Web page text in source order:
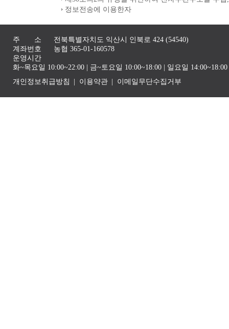
정보전송에 이용한자
주 소
전북특별자치도 익산시 인북로 424 (54540)
계좌번호
농협 365-01-160578
운영시간
화~목요일 10:00~22:00 | 금~토요일 10:00~18:00 | 일요일
개인정보취급방침
이용약관 이메일무단수집거부